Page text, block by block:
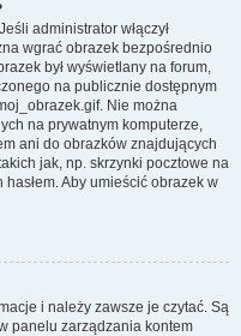
administrator włączył
wgrać obrazek bezpośrednio
był wyświetlany na forum,
na publicznie dostępnym
Nie można
na prywatnym komputerze,
ani do obrazków znajdujących
jak, np. skrzynki pocztowe na
Aby umieścić obrazek w
i należy zawsze je czytać. Są
panelu zarządzania kontem